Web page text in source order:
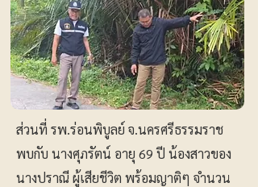
ส่วนที่ รพ.ร่อนพิบูลย์ จ.นครศรีธรรมราช
พบกับ นางศุภรัตน์ อายุ 69 ปี น้องสาวของ
นางปราณี ผู้เสียชีวิต พร้อมญาติๆ จำนวน